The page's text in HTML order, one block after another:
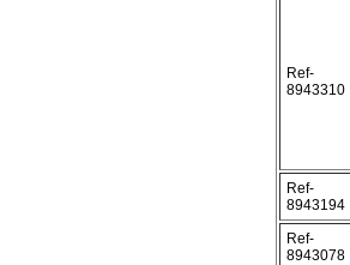
Ref-
8943310
Ref-
8943194
Ref-
8943078